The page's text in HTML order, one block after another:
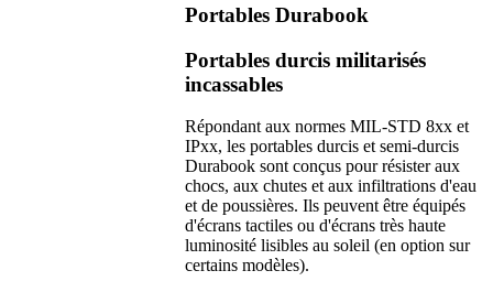
Portables Durabook
Portables durcis militarisés
incassables
Répondant aux normes MIL-STD 8xx et
IPxx, les portables durcis et semi-durcis
Durabook sont conçus pour résister aux
chocs, aux chutes et aux infiltrations d'eau
et de poussières. Ils peuvent être équipés
d'écrans tactiles ou d'écrans très haute
luminosité lisibles au soleil (en option sur
certains modèles).